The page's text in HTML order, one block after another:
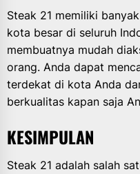
Steak 21 memiliki
kota besar di seluruh
membuatnya mudah
orang. Anda dapat
terdekat di kota Anda
berkualitas kapan saja
KESIMPULAN
Steak 21 adalah salah